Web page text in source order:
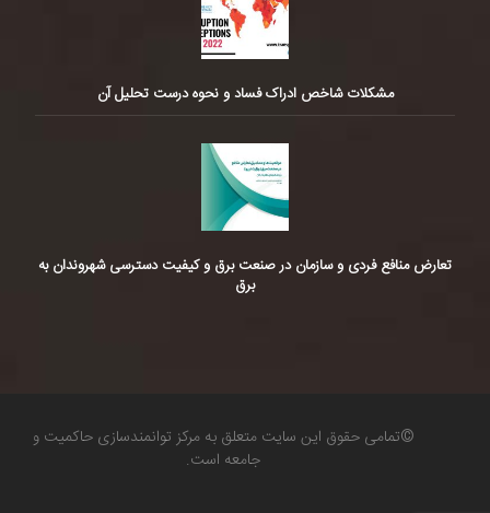
مشکلات شاخص ادراک فساد و نحوه درست تحلیل آن
تعارض منافع فردی و سازمان در صنعت برق و کیفیت دسترسی شهروندان به
برق
©تمامی حقوق این سایت متعلق به مرکز توانمندسازی حاکمیت و
جامعه است.